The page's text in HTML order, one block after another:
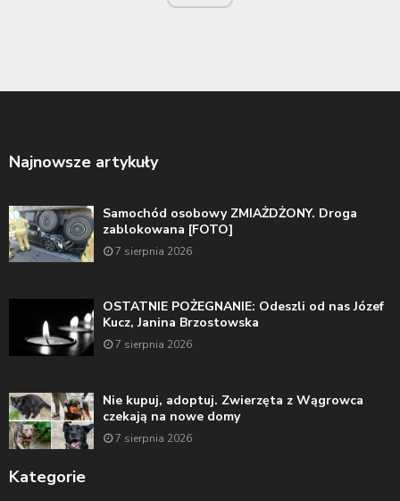
Najnowsze artykuły
Samochód osobowy ZMIAŻDŻONY. Droga
zablokowana [FOTO]
7 sierpnia 2026
OSTATNIE POŻEGNANIE: Odeszli od nas Józef
Kucz, Janina Brzostowska
7 sierpnia 2026
Nie kupuj, adoptuj. Zwierzęta z Wągrowca
czekają na nowe domy
7 sierpnia 2026
Kategorie